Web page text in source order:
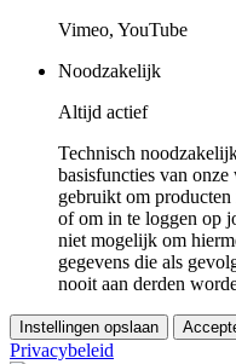
Vimeo, YouTube
Noodzakelijk
Altijd actief
Technisch
basisfuncties van
gebruikt om
of om in te loggen op
niet mogelijk om
gegevens die als
nooit aan derden
Instellingen opslaan
Privacybeleid